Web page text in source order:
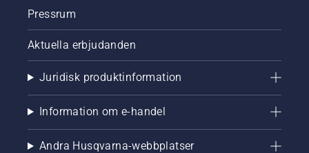
Pressrum
Aktuella erbjudanden
Juridisk produktinformation
Information om e-handel
Andra Husqvarna-webbplatser